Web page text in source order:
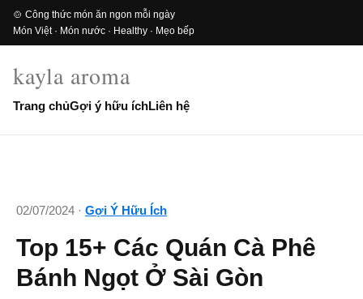
🍲 Công thức món ăn ngon mỗi ngày
Món Việt · Món nước · Healthy · Mẹo bếp
kayla aroma
Trang chủGợi ý hữu íchLiên hệ
02/07/2024 · Gợi Ý Hữu Ích
Top 15+ Các Quán Cà Phê
Bánh Ngọt Ở Sài Gòn